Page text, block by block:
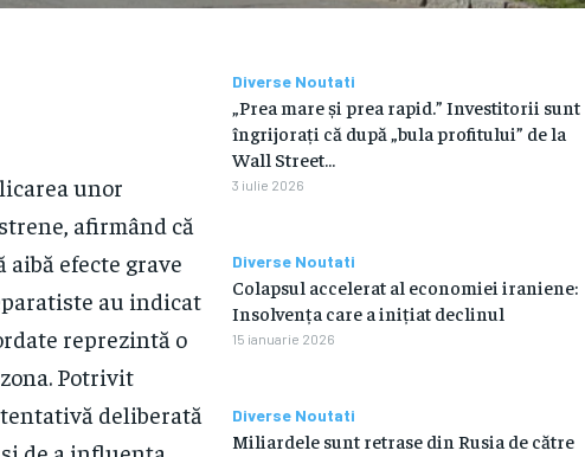
unor
afirmând că
efecte grave
au indicat
reprezintă o
Potrivit
deliberată
Diverse Noutati
„Prea mare și prea rapid.” Investitorii sunt
îngrijorați că după „bula profitului” de la
Wall Street…
3 iulie 2026
Diverse Noutati
Colapsul accelerat al economiei iraniene:
Insolvența care a inițiat declinul
15 ianuarie 2026
Diverse Noutati
Miliardele sunt retrase din Rusia de către